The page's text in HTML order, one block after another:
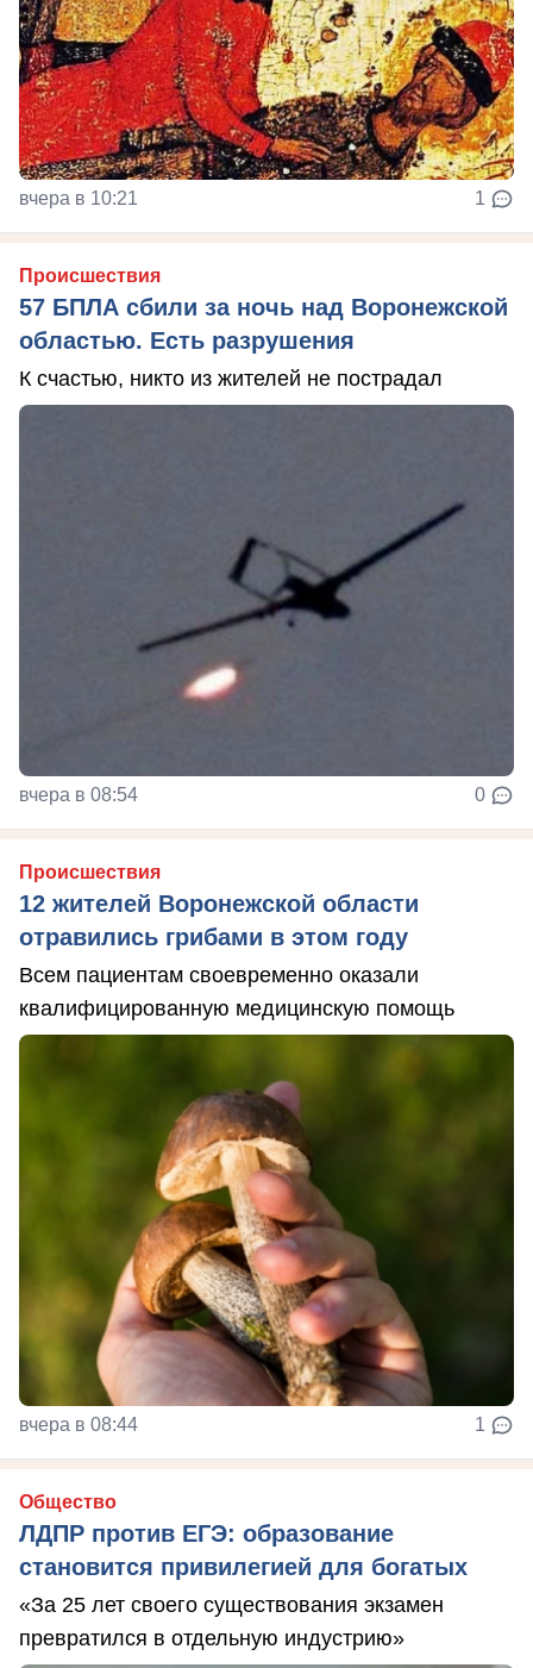
вчера в 10:21 1
Происшествия
57 БПЛА сбили за ночь над Воронежской
областью. Есть разрушения
К счастью, никто из жителей не пострадал
вчера в 08:54 0
Происшествия
12 жителей Воронежской области
отравились грибами в этом году
Всем пациентам своевременно оказали
квалифицированную медицинскую помощь
вчера в 08:44 1
Общество
ЛДПР против ЕГЭ: образование
становится привилегией для богатых
«За 25 лет своего существования экзамен
превратился в отдельную индустрию»